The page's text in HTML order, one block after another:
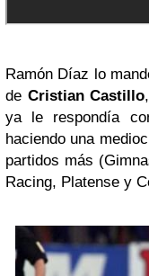
Ramón Díaz lo
de Cristian Castillo
ya le respondía
haciendo una
partidos más
Racing, Platense y